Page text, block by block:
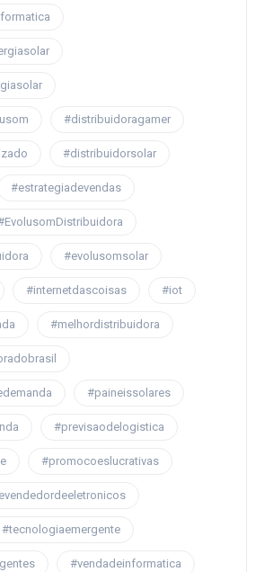
#distribuidoragamer
#distribuidorsolar
#estrategiadevendas
#evolusomsolar
#internetdascoisas #iot
#melhordistribuidora
#paineissolares
#previsaodelogistica
#promocoeslucrativas
#tecnologiaemergente
#vendadeinformatica